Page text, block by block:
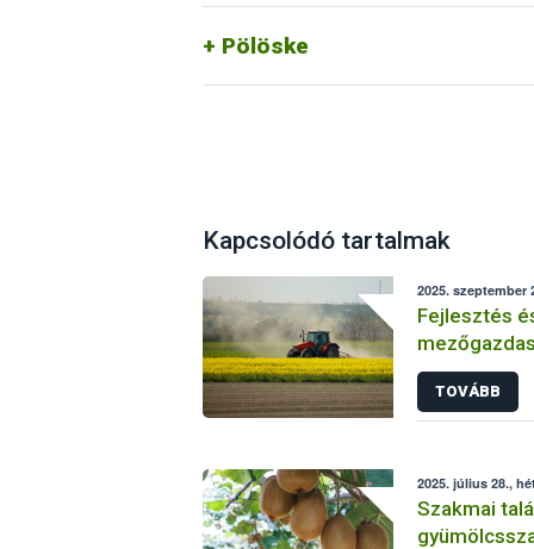
Pölöske
Kapcsolódó tartalmak
2025. szeptember
Fejlesztés
Sikeresen
üzemi
TOVÁBB
2025. július 28.,
Szakmai